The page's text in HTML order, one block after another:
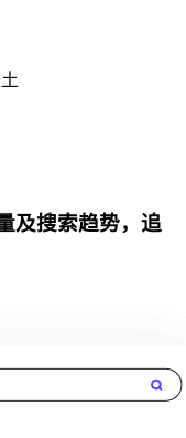
及搜索趋势，追